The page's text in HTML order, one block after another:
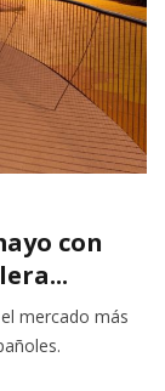
con
mercado más